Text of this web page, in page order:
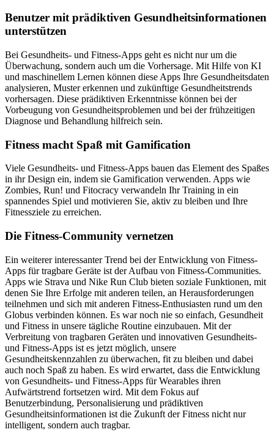
Benutzer mit prädiktiven Gesundheitsinformationen
unterstützen
Bei Gesundheits- und Fitness-Apps geht es nicht nur um die
Überwachung, sondern auch um die Vorhersage. Mit Hilfe von KI
und maschinellem Lernen können diese Apps Ihre Gesundheitsdaten
analysieren, Muster erkennen und zukünftige Gesundheitstrends
vorhersagen. Diese prädiktiven Erkenntnisse können bei der
Vorbeugung von Gesundheitsproblemen und bei der frühzeitigen
Diagnose und Behandlung hilfreich sein.
Fitness macht Spaß mit Gamification
Viele Gesundheits- und Fitness-Apps bauen das Element des Spaßes
in ihr Design ein, indem sie Gamification verwenden. Apps wie
Zombies, Run! und Fitocracy verwandeln Ihr Training in ein
spannendes Spiel und motivieren Sie, aktiv zu bleiben und Ihre
Fitnessziele zu erreichen.
Die Fitness-Community vernetzen
Ein weiterer interessanter Trend bei der Entwicklung von Fitness-
Apps für tragbare Geräte ist der Aufbau von Fitness-Communities.
Apps wie Strava und Nike Run Club bieten soziale Funktionen, mit
denen Sie Ihre Erfolge mit anderen teilen, an Herausforderungen
teilnehmen und sich mit anderen Fitness-Enthusiasten rund um den
Globus verbinden können. Es war noch nie so einfach, Gesundheit
und Fitness in unsere tägliche Routine einzubauen. Mit der
Verbreitung von tragbaren Geräten und innovativen Gesundheits-
und Fitness-Apps ist es jetzt möglich, unsere
Gesundheitskennzahlen zu überwachen, fit zu bleiben und dabei
auch noch Spaß zu haben. Es wird erwartet, dass die Entwicklung
von Gesundheits- und Fitness-Apps für Wearables ihren
Aufwärtstrend fortsetzen wird. Mit dem Fokus auf
Benutzerbindung, Personalisierung und prädiktiven
Gesundheitsinformationen ist die Zukunft der Fitness nicht nur
intelligent, sondern auch tragbar.